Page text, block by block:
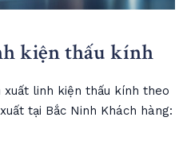
kiện thấu kính
linh kiện thấu kính theo
tại Bắc Ninh Khách hàng: